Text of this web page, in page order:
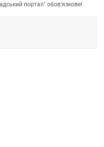
портал" обов'язкове!